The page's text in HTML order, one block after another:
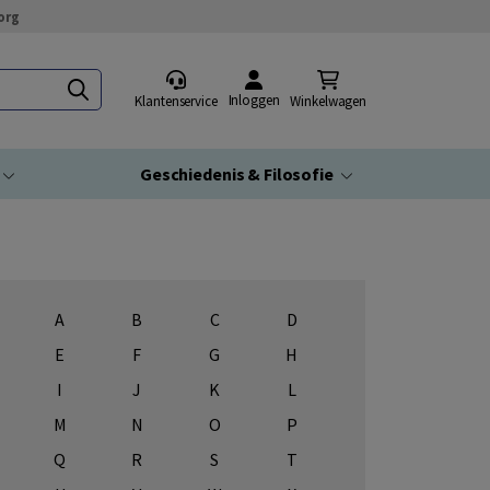
Klantenservice Inloggen Winkelwagen
Geschiedenis & Filosofie
A B C
D
E
F G
H
I
J K
L
M
N O
P
Q
R S
T